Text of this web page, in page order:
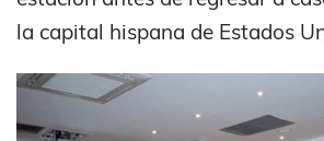
la capital hispana de Estados